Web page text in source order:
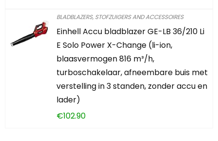
BLADBLAZERS, STOFZUIGERS AND ACCESSOIRES
Einhell Accu bladblazer GE-LB 36/210 Li
E Solo Power X-Change (li-ion,
blaasvermogen 816 m³/h,
turboschakelaar, afneembare buis met
verstelling in 3 standen, zonder accu en
lader)
€102.90